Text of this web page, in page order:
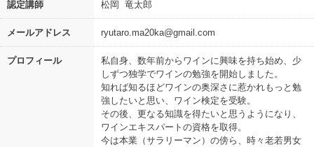
認定講師 松岡 竜太郎
メールアドレス ryutaro.ma20ka@gmail.com
プロフィール
私自身、数年前からワインに興味を持ち始め、少
しずつ独学でワインの勉強を開始しました。
知れば知るほどワインの奥深さに惹かれもっと勉
強したいと思い、ワイン検定を受験。
その後、更なる知識を得たいと思うようになり、
ワインエキスパートの資格を取得。
今は本業（サラリーマン）の傍ら、時々老若男女